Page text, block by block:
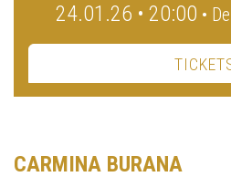
24.01.26 • 20:00 •
CARMINA BURANA